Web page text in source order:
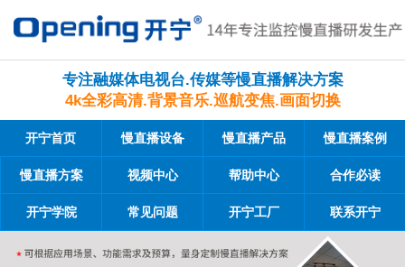
专注融媒体电视台.传媒等慢直播解决方案
4k全彩高清.背景音乐.巡航变焦.画面切换
开宁首页 慢直播设备 慢直播产品 慢直播案例
慢直播方案 视频中心 帮助中心 合作必读
开宁学院 常见问题 开宁工厂 联系开宁